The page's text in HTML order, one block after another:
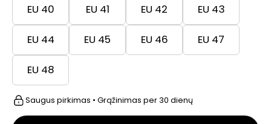
EU 40 EU 41 EU 42 EU 43
EU 44 EU 45 EU 46 EU 47
EU 48
Saugus pirkimas • Grąžinimas per 30 dienų